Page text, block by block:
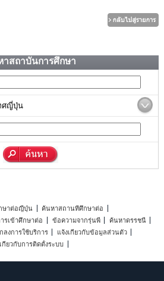
าสถาบันการศึกษา
ศญี่ปุ่น
ษาต่อญี่ปุ่น
ค้นหาสถานที่ศึกษาต่อ
รเข้าศึกษาต่อ
ข้อความจากรุ่นพี่
ค้นหาดรรชนี
ลงการใช้บริการ
แจ้งเกี่ยวกับข้อมูลส่วนตัว
เกี่ยวกับการติดตั้งระบบ